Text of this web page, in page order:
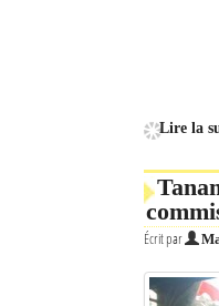
Lire la
Écrit par